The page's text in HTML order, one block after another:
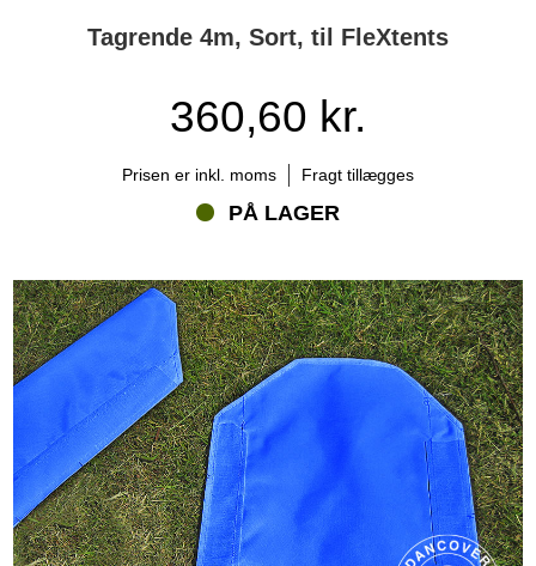
Tagrende 4m, Sort, til FleXtents
360,60 kr.
Prisen er inkl. moms Fragt tillægges
PÅ LAGER